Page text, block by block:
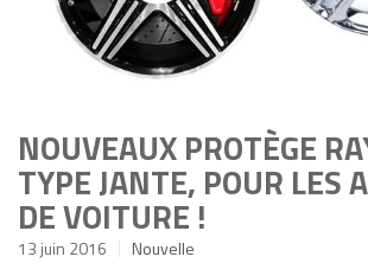
NOUVEAUX PROTÈGE
TYPE JANTE, POUR LES
DE VOITURE !
13 juin 2016 Nouvelle